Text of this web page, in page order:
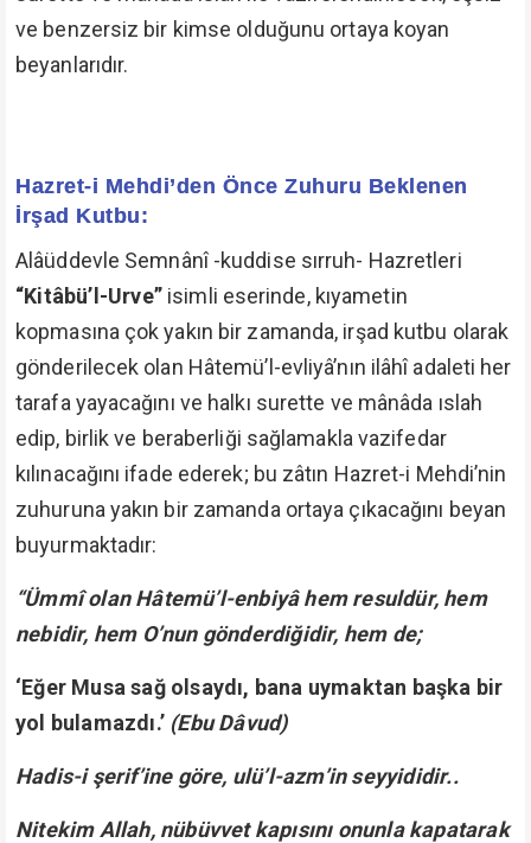
ve benzersiz bir kimse olduğunu ortaya koyan
beyanlarıdır.
Hazret-i Mehdi’den Önce Zuhuru Beklenen
İrşad Kutbu:
Alâüddevle Semnânî -kuddise sırruh- Hazretleri
“Kitâbü’l-Urve” isimli eserinde, kıyametin
kopmasına çok yakın bir zamanda, irşad kutbu olarak
gönderilecek olan Hâtemü’l-evliyâ’nın ilâhî adaleti her
tarafa yayacağını ve halkı surette ve mânâda ıslah
edip, birlik ve beraberliği sağlamakla vazifedar
kılınacağını ifade ederek; bu zâtın Hazret-i Mehdi’nin
zuhuruna yakın bir zamanda ortaya çıkacağını beyan
buyurmaktadır:
“Ümmî olan Hâtemü’l-enbiyâ hem resuldür, hem
nebidir, hem O’nun gönderdiğidir, hem de;
‘Eğer Musa sağ olsaydı, bana uymaktan başka bir
yol bulamazdı.’ (Ebu Dâvud)
Hadis-i şerif’ine göre, ulü’l-azm’in seyyididir..
Nitekim Allah, nübüvvet kapısını onunla kapatarak